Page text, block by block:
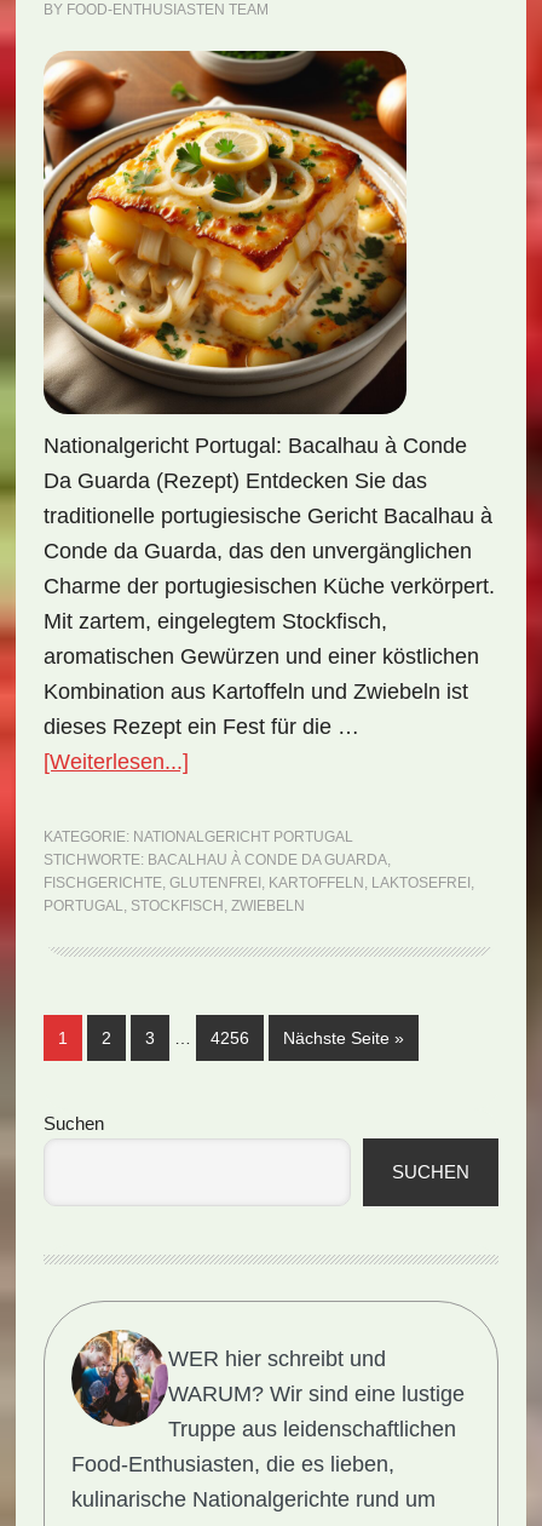
BY FOOD-ENTHUSIASTEN TEAM
Nationalgericht Portugal: Bacalhau à Conde
Da Guarda (Rezept) Entdecken Sie das
traditionelle portugiesische Gericht Bacalhau à
Conde da Guarda, das den unvergänglichen
Charme der portugiesischen Küche verkörpert.
Mit zartem, eingelegtem Stockfisch,
aromatischen Gewürzen und einer köstlichen
Kombination aus Kartoffeln und Zwiebeln ist
dieses Rezept ein Fest für die …
[Weiterlesen...]ÜberNationalgericht
Bacalhau
à
Conde
KATEGORIE: NATIONALGERICHT PORTUGAL
STICHWORTE: BACALHAU À CONDE DA GUARDA,
FISCHGERICHTE, GLUTENFREI , KARTOFFELN , LAKTOSEFREI ,
PORTUGAL, STOCKFISCH , ZWIEBELN
Seite
1 Seite
2 Seite
3 Seite
4256 Nächste Seite aufrufen
»
Seitenspalte
Suchen
SUCHEN
WER hier schreibt und
WARUM? Wir sind eine lustige
Truppe aus leidenschaftlichen
Food-Enthusiasten, die es lieben,
kulinarische Nationalgerichte rund um